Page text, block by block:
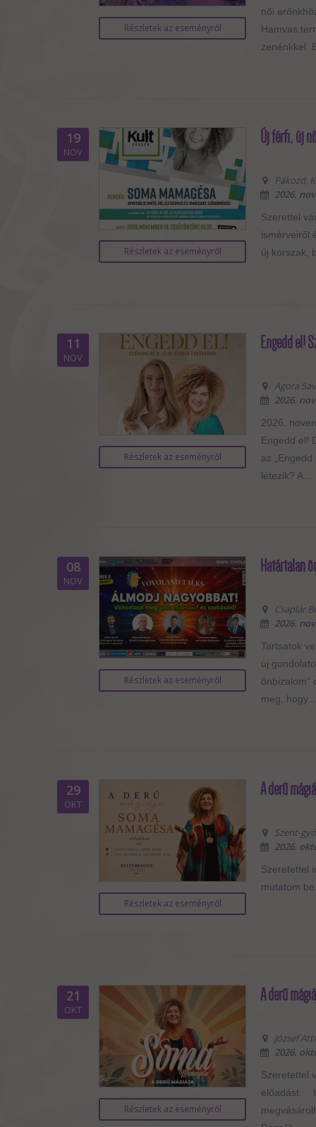
Részletek az eseményről
női
Hamvas
zenénkkel.
19
NOV
Részletek az eseményről
Új férfi, új
Pákozd,
2026.
Szerettel
ismérveiről
új korszak,
11
NOV
Részletek az eseményről
Engedd el!
Agora
2026.
2026.
Engedd el!
az
létezik? A...
08
NOV
Részletek az eseményről
Határtalan
Csaplár
2026.
Tartsatok
új
önbizalom"
meg, hogy...
29
OKT
Részletek az eseményről
A derű
Szent-
2026.
Szeretettel
mutatom
21
OKT
Részletek az eseményről
A derű
József
2026.
Szeretettel
előadást.